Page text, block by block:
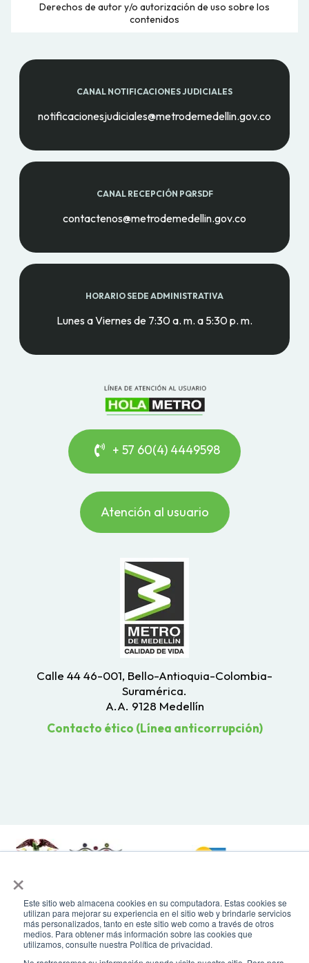
×
Este sitio web almacena cookies en su computadora. Estas cookies se
utilizan para mejorar su experiencia en el sitio web y brindarle servicios
más personalizados, tanto en este sitio web como a través de otros
medios. Para obtener más información sobre las cookies que
utilizamos, consulte nuestra Política de privacidad.
Derechos de autor y/o autorización de uso sobre los
contenidos
CANAL NOTIFICACIONES JUDICIALES
notificacionesjudiciales@metrodemedellin.gov.co
CANAL RECEPCIÓN PQRSDF
contactenos@metrodemedellin.gov.co
HORARIO SEDE ADMINISTRATIVA
Lunes a Viernes de 7:30 a. m. a 5:30 p. m.
+ 57 60(4) 4449598
Atención al usuario
Calle 44 46-001, Bello-Antioquia-Colombia-
Suramérica.
A.A. 9128 Medellín
Contacto ético (Línea anticorrupción)
Todos los derechos reservados. Recomendamos usar una resolución de
pantalla de 1024 x 768. Para mayor compatibilidad, utilizar microsoft
Edge, Google Chrome o Mozilla Firefox